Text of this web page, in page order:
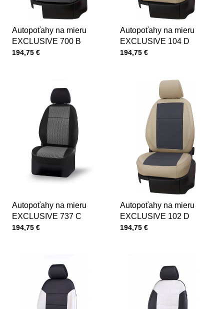
Autopoťahy na mieru
EXCLUSIVE 700 B
Cena s DPH
194,75 €
Autopoťahy na mieru
EXCLUSIVE 104 D
Cena s DPH
194,75 €
Autopoťahy na mieru
EXCLUSIVE 737 C
Cena s DPH
194,75 €
Autopoťahy na mieru
EXCLUSIVE 102 D
Cena s DPH
194,75 €